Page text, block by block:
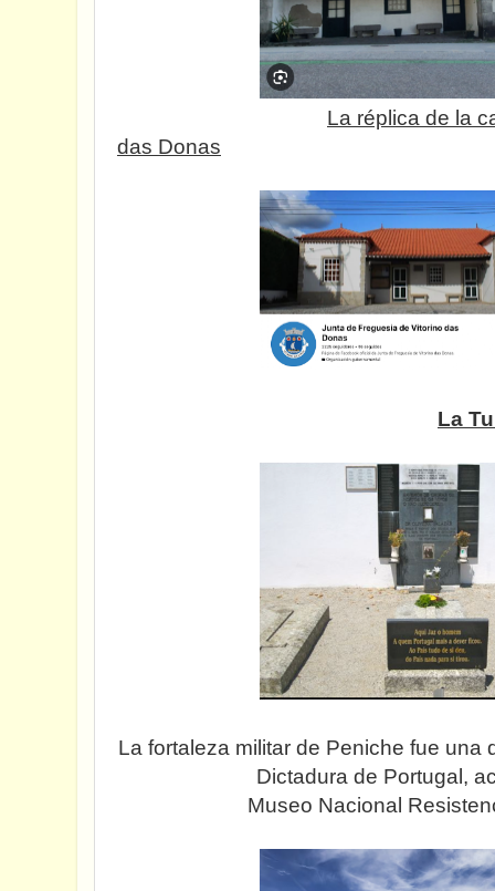
La réplica de la
das Donas
La
La fortaleza militar de Peniche fue una
Dictadura de Portugal,
Museo Nacional